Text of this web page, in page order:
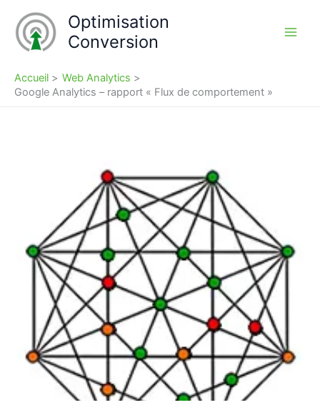
contenu
Optimisation
Conversion
Accueil
Web Analytics
Google Analytics – rapport « Flux de comportement »